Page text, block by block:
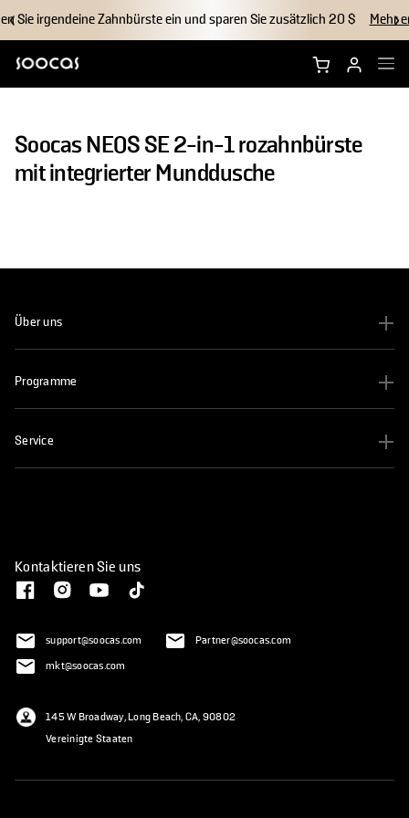
Sie irgendeine Zahnbürste ein und sparen Sie zusätzlich 20 $ Mehr
NEOS II kaufen
Zubehör
Warum Soocas?
Soocas NEOS SE 2-in-1 rozahnbürste
mit integrierter Munddusche
Über uns
Programme
Service
Kontaktieren Sie uns
support@soocas.com
Partner@soocas.com
mkt@soocas.com
145 W Broadway, Long Beach, CA, 90802
Vereinigte Staaten